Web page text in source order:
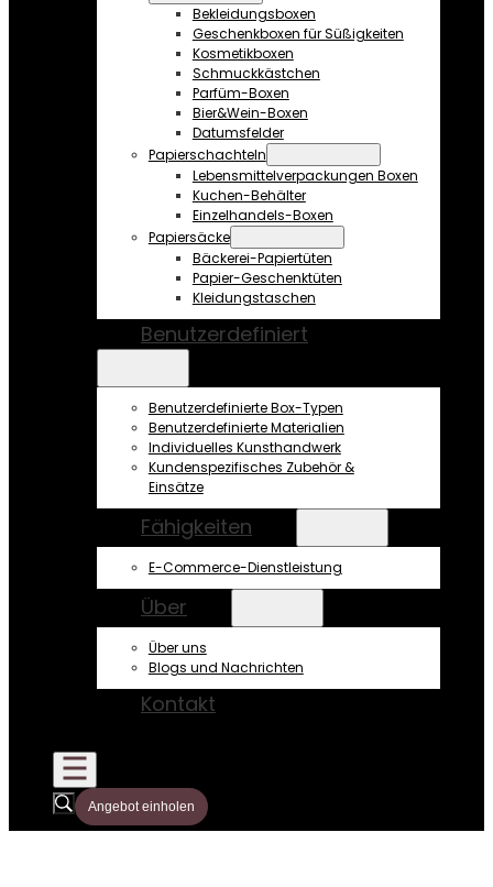
Bekleidungsboxen
Geschenkboxen für Süßigkeiten
Kosmetikboxen
Schmuckkästchen
Parfüm-Boxen
Bier&Wein-Boxen
Datumsfelder
Papierschachteln
Lebensmittelverpackungen Boxen
Kuchen-Behälter
Einzelhandels-Boxen
Papiersäcke
Bäckerei-Papiertüten
Papier-Geschenktüten
Kleidungstaschen
Benutzerdefiniert
Benutzerdefinierte Box-Typen
Benutzerdefinierte Materialien
Individuelles Kunsthandwerk
Kundenspezifisches Zubehör &
Einsätze
Fähigkeiten
E-Commerce-Dienstleistung
Über
Über uns
Blogs und Nachrichten
Kontakt
Angebot einholen